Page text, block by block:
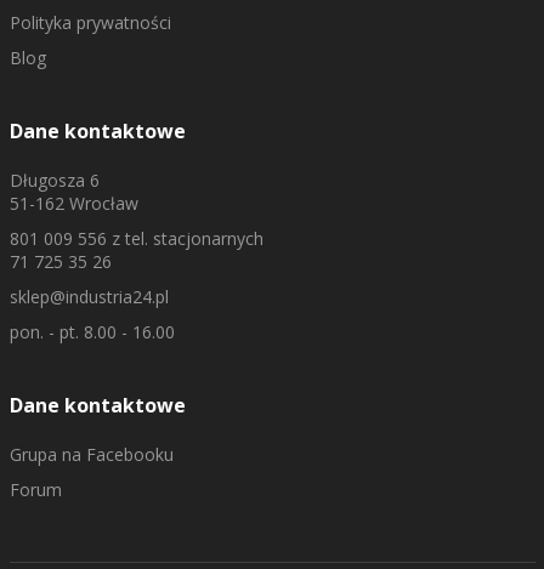
Polityka prywatności
Blog
Dane kontaktowe
Długosza 6
51-162 Wrocław
801 009 556 z tel. stacjonarnych
71 725 35 26
sklep@industria24.pl
pon. - pt. 8.00 - 16.00
Dane kontaktowe
Grupa na Facebooku
Forum